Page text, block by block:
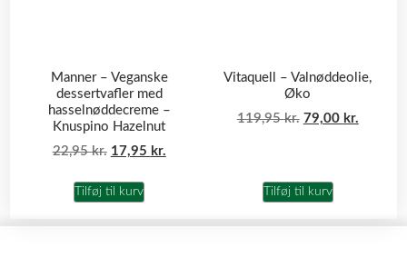
Manner – Veganske
dessertvafler med
hasselnøddecreme –
Knuspino Hazelnut
22,95kr. 17,95 kr.
Tilføj til kurv
Vitaquell – Valnøddeolie,
Øko
119,95kr. 79,00 kr.
Tilføj til kurv